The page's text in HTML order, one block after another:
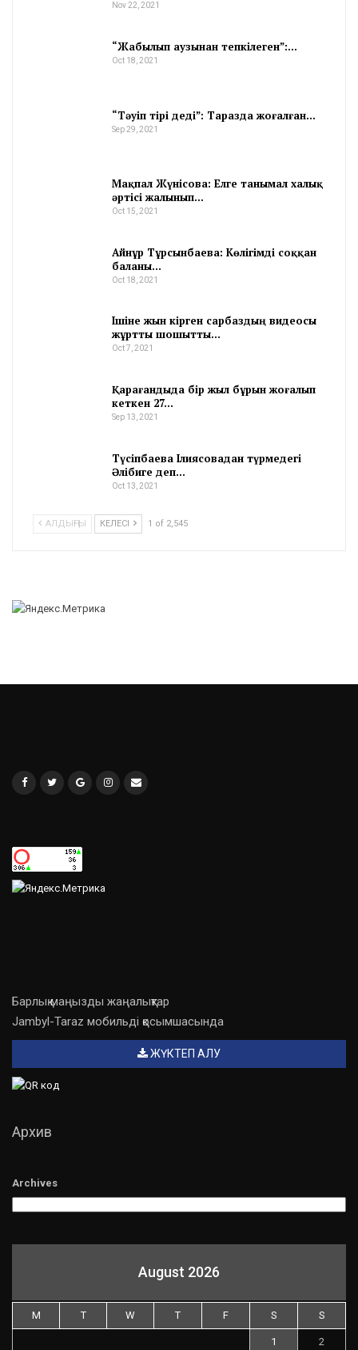
Nov 22, 2021
“Жабылып аузынан тепкілеген”:…
Oct 18, 2021
“Тәуіп тірі деді”: Таразда жоғалған…
Sep 29, 2021
Мақпал Жүнісова: Елге танымал халық
әртісі жалынып…
Oct 15, 2021
Айнұр Тұрсынбаева: Көлігімді соққан
баланы…
Oct 18, 2021
Ішіне жын кірген сарбаздың видеосы
жұртты шошытты…
Oct 7, 2021
Қарағандыда бір жыл бұрын жоғалып
кеткен 27…
Sep 13, 2021
Түсіпбаева Ілиясовадан түрмедегі
Әлібиге деп…
Oct 13, 2021
АЛДЫҢҒЫ КЕЛЕСІ 1 of 2,545
Барлық маңызды жаңалықтар
Jambyl-Taraz мобильді қосымшасында
ЖҮКТЕП АЛУ
Архив
Archives
August 2026
M T W T F S S
1 2